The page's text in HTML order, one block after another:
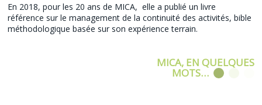
En 2018, pour les 20 ans de MICA, elle a publié un livre
référence sur le management de la continuité des activités, bible
méthodologique basée sur son expérience terrain.
MICA, EN QUELQUES
MOTS…